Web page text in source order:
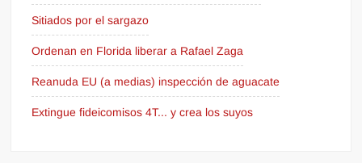
Sitiados por el sargazo
Ordenan en Florida liberar a Rafael Zaga
Reanuda EU (a medias) inspección de aguacate
Extingue fideicomisos 4T... y crea los suyos